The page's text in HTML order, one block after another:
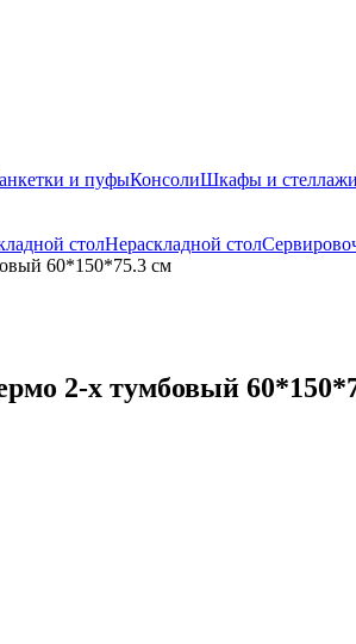
и пуфыКонсолиШкафы и стеллажи
столНераскладной стол
60*150*75.3 см
2-х тумбовый